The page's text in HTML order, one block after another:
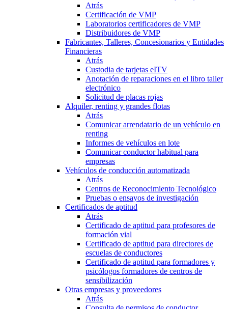
Atrás
Certificación de VMP
Laboratorios certificadores de VMP
Distribuidores de VMP
Fabricantes, Talleres, Concesionarios y Entidades
Financieras
Atrás
Custodia de tarjetas eITV
Anotación de reparaciones en el libro taller
electrónico
Solicitud de placas rojas
Alquiler, renting y grandes flotas
Atrás
Comunicar arrendatario de un vehículo en
renting
Informes de vehículos en lote
Comunicar conductor habitual para
empresas
Vehículos de conducción automatizada
Atrás
Centros de Reconocimiento Tecnológico
Pruebas o ensayos de investigación
Certificados de aptitud
Atrás
Certificado de aptitud para profesores de
formación vial
Certificado de aptitud para directores de
escuelas de conductores
Certificado de aptitud para formadores y
psicólogos formadores de centros de
sensibilización
Otras empresas y proveedores
Atrás